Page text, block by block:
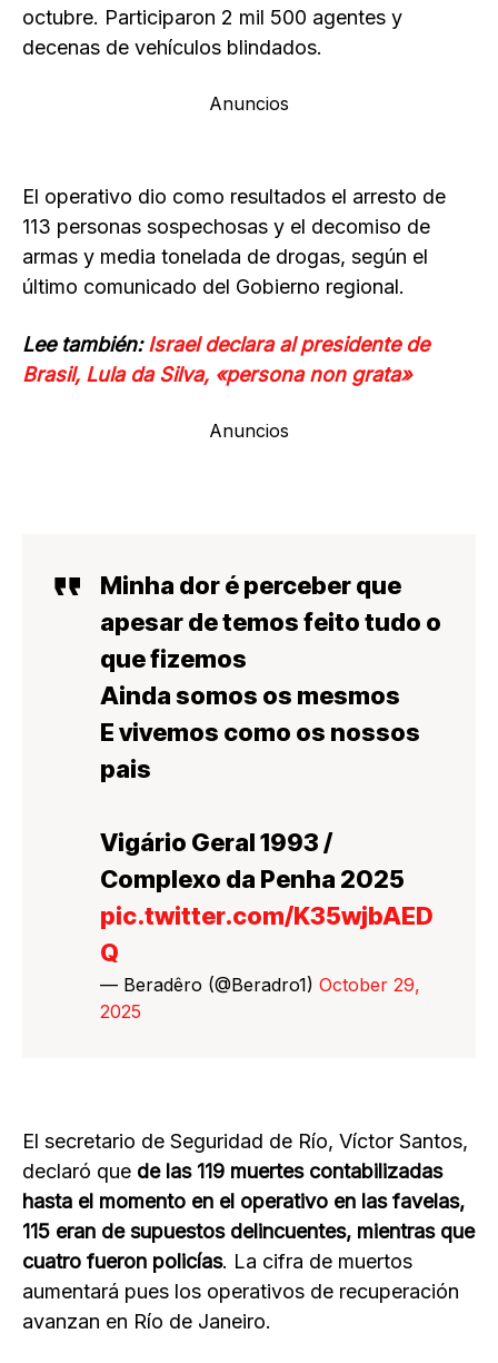
octubre. Participaron 2 mil 500 agentes y
decenas de vehículos blindados.
Anuncios
El operativo dio como resultados el arresto de
113 personas sospechosas y el decomiso de
armas y media tonelada de drogas, según el
último comunicado del Gobierno regional.
Lee también:Israel declara al presidente de
Brasil, Lula da Silva, «persona non grata»
Anuncios
Minha dor é perceber que
apesar de temos feito tudo o
que fizemos
Ainda somos os mesmos
E vivemos como os nossos
pais
Vigário Geral 1993 /
Complexo da Penha 2025
pic.twitter.com/K35wjbAED
Q
— Beradêro (@Beradro1) October 29,
2025
El secretario de Seguridad de Río, Víctor Santos,
declaró que de las 119 muertes contabilizadas
hasta el momento en el operativo en las favelas,
115 eran de supuestos delincuentes, mientras que
cuatro fueron policías. La cifra de muertos
aumentará pues los operativos de recuperación
avanzan en Río de Janeiro.